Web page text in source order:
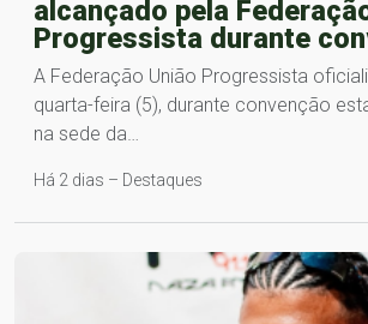
alcançado pela
Progressista durante
A Federação União Progressista
quarta-feira (5), durante convenção
na sede da…
Há 2 dias – Destaques